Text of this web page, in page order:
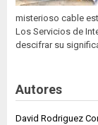
misterioso cable
Los Servicios de
descifrar su
Autores
David Rodriguez